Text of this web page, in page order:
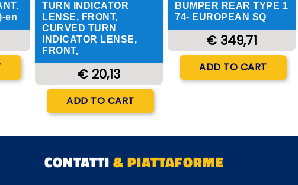
en
TURN INDICATOR
LENSE, FRONT,
CURVED TURN
INDICATOR LENSE,
FRONT,
€ 20,13
Quantity
ADD TO CART
BUMPER REAR TYPE 1
74- EUROPEAN SQ
€ 349,71
Quantity
ADD TO CART
CONTATTI& PIATTAFORME